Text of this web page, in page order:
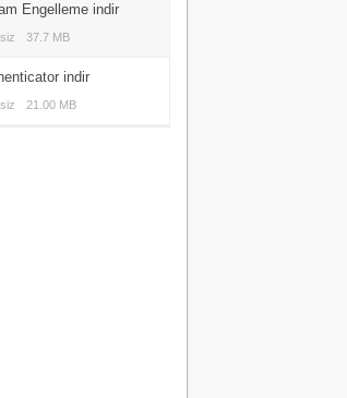
Engelleme indir
37.7 MB
indir
21.00 MB